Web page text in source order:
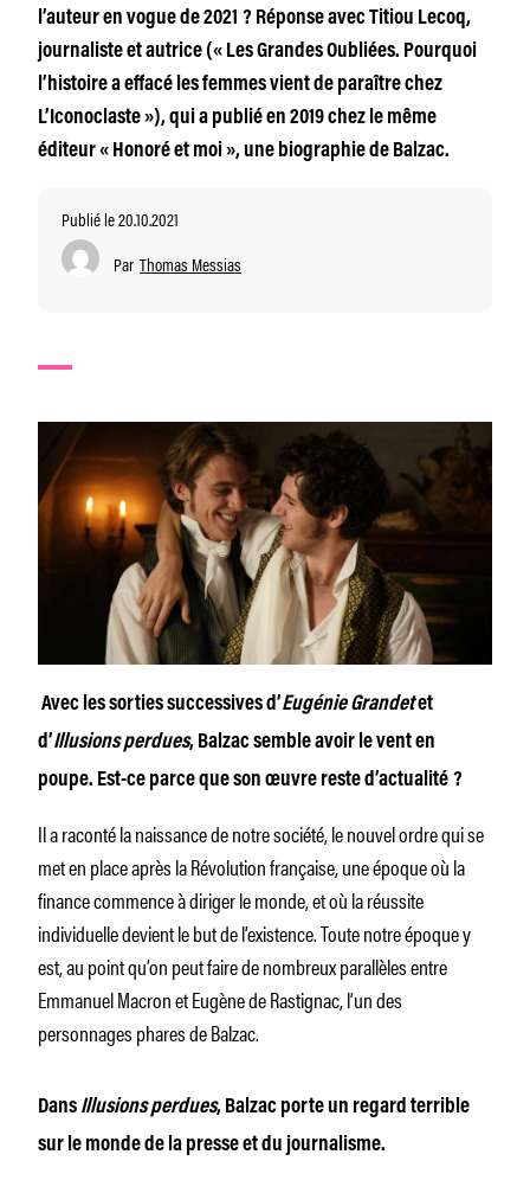
l’auteur en vogue de 2021 ? Réponse avec Titiou Lecoq,
journaliste et autrice (« Les Grandes Oubliées. Pourquoi
l’histoire a effacé les femmes vient de paraître chez
L’Iconoclaste »), qui a publié en 2019 chez le même
éditeur « Honoré et moi », une biographie de Balzac.
Publié le 20.10.2021
Par Thomas Messias
Avec les sorties successives d’Eugénie Grandetet
d’Illusions perdues, Balzac semble avoir le vent en
poupe. Est-ce parce que son œuvre reste d’actualité ?
Il a raconté la naissance de notre société, le nouvel ordre qui se
met en place après la Révolution française, une époque où la
finance commence à diriger le monde, et où la réussite
individuelle devient le but de l’existence. Toute notre époque y
est, au point qu’on peut faire de nombreux parallèles entre
Emmanuel Macron et Eugène de Rastignac, l’un des
personnages phares de Balzac.
Dans Illusions perdues, Balzac porte un regard terrible
sur le monde de la presse et du journalisme.